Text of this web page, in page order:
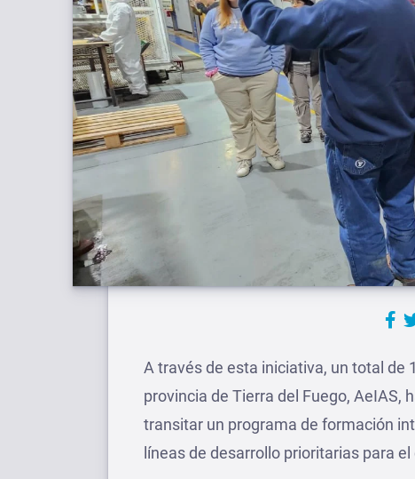
A través de esta iniciativa, un total de
provincia de Tierra del Fuego, AeIAS,
transitar un programa de formación
líneas de desarrollo prioritarias para